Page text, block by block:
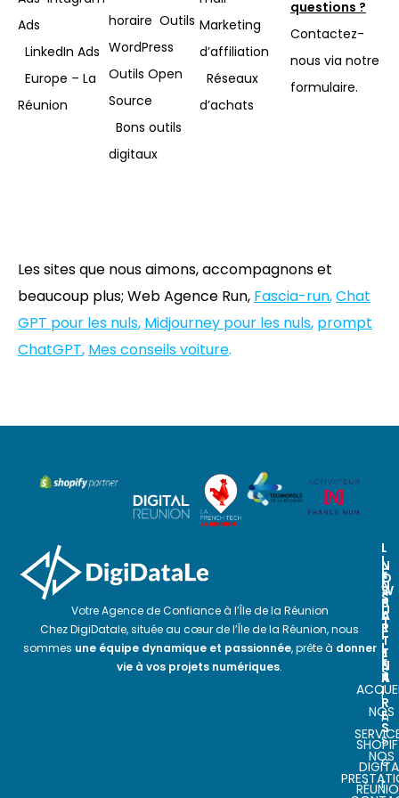
Ads
LinkedIn Ads
Europe – La
Réunion
horaire Outils
WordPress
Outils Open
Source
Bons outils
digitaux
Marketing
d’affiliation
Réseaux
d’achats
questions ?
Contactez-
nous via notre
formulaire.
Les sites que nous aimons, accompagnons et
beaucoup plus; Web Agence Run, Fascia-run,Chat
GPT pour les nuls, Midjourney pour les nuls, prompt
ChatGPT, Mes conseils voiture.
Votre Agence de Confiance à l’Île de la Réunion
Chez DigiDatale, située au cœur de l’Île de la Réunion, nous
sommes une équipe dynamique et passionnée, prête à donner
vie à vos projets numériques.
L
I
E
N
S
U
T
I
L
E
S
NOS
NOS
N
O
S
P
A
R
T
E
N
A
I
R
E
S
N
E
W
S
L
E
T
T
E
R
I
n
s
c
r